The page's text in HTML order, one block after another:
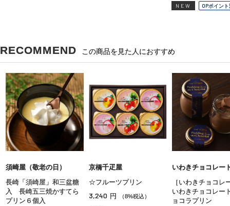
NEW OPポイン
RECOMMEND この商品を見た人におすすめ
須崎屋（敬老の日）
長崎「須崎屋」和三盆糖
入 長崎五三焼かすてら
プリン６個入
京橋千疋屋
☆フルーツプリン
3,240 円 （8%税込）
いわきチョコレー
［いわきチョコレ
いわきチョコレー
ョコラプリン